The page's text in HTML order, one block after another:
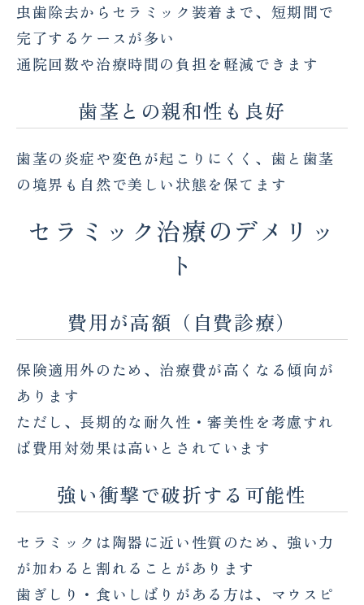
虫歯除去からセラミック装着まで、短期間で
完了するケースが多い
通院回数や治療時間の負担を軽減できます
歯茎との親和性も良好
歯茎の炎症や変色が起こりにくく、歯と歯茎
の境界も自然で美しい状態を保てます
セラミック治療のデメリッ
ト
費用が高額（自費診療）
保険適用外のため、治療費が高くなる傾向が
あります
ただし、長期的な耐久性・審美性を考慮すれ
ば費用対効果は高いとされています
強い衝撃で破折する可能性
セラミックは陶器に近い性質のため、強い力
が加わると割れることがあります
歯ぎしり・食いしばりがある方は、マウスピ